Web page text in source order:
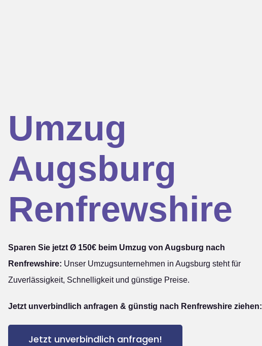
Umzug
Augsburg
Renfrewshire
Sparen Sie jetzt Ø 150€ beim Umzug von Augsburg nach
Renfrewshire: Unser Umzugsunternehmen in Augsburg steht für
Zuverlässigkeit, Schnelligkeit und günstige Preise.
Jetzt unverbindlich anfragen & günstig nach Renfrewshire ziehen:
Jetzt unverbindlich anfragen!